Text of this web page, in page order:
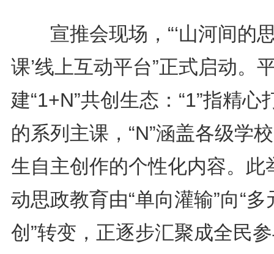
宣推会现场，“‘山河间的
课’线上互动平台”正式启动。
建“1+N”共创生态：“1”指精心
的系列主课，“N”涵盖各级学
生自主创作的个性化内容。此
动思政教育由“单向灌输”向“多
创”转变，正逐步汇聚成全民